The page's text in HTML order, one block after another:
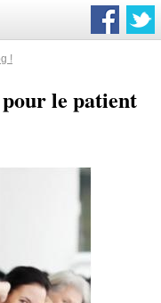
!
le patient